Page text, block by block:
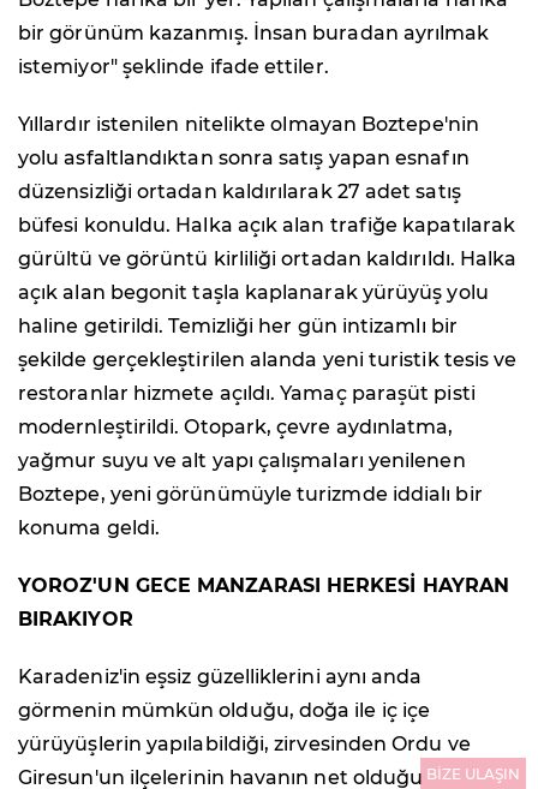
bir görünüm kazanmış. İnsan buradan ayrılmak
istemiyor" şeklinde ifade ettiler.
Yıllardır istenilen nitelikte olmayan Boztepe'nin
yolu asfaltlandıktan sonra satış yapan esnafın
düzensizliği ortadan kaldırılarak 27 adet satış
büfesi konuldu. Halka açık alan trafiğe kapatılarak
gürültü ve görüntü kirliliği ortadan kaldırıldı. Halka
açık alan begonit taşla kaplanarak yürüyüş yolu
haline getirildi. Temizliği her gün intizamlı bir
şekilde gerçekleştirilen alanda yeni turistik tesis ve
restoranlar hizmete açıldı. Yamaç paraşüt pisti
modernleştirildi. Otopark, çevre aydınlatma,
yağmur suyu ve alt yapı çalışmaları yenilenen
Boztepe, yeni görünümüyle turizmde iddialı bir
konuma geldi.
YOROZ'UN GECE MANZARASI HERKESİ HAYRAN
BIRAKIYOR
Karadeniz'in eşsiz güzelliklerini aynı anda
görmenin mümkün olduğu, doğa ile iç içe
yürüyüşlerin yapılabildiği, zirvesinden Ordu ve
Giresun'un ilçelerinin havanın net olduğu BİZE ULAŞIN